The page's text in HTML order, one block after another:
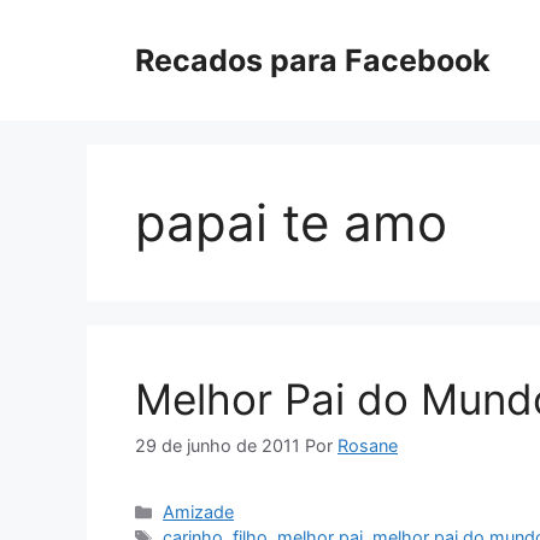
Recados para Facebook
papai te amo
Melhor Pai do
29 de junho de 2011 Por Rosane
Categorias
Amizade